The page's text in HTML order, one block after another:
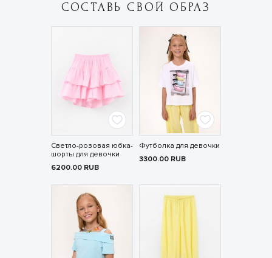
СОСТАВЬ СВОЙ ОБРАЗ
Светло-розовая юбка-
шорты для девочки
6200.00 RUB
Футболка для девочки
3300.00 RUB